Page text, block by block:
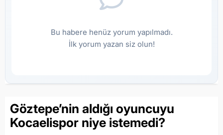
Bu habere henüz yorum yapılmadı.
İlk yorum yazan siz olun!
Göztepe’nin aldığı oyuncuyu
Kocaelispor niye istemedi?